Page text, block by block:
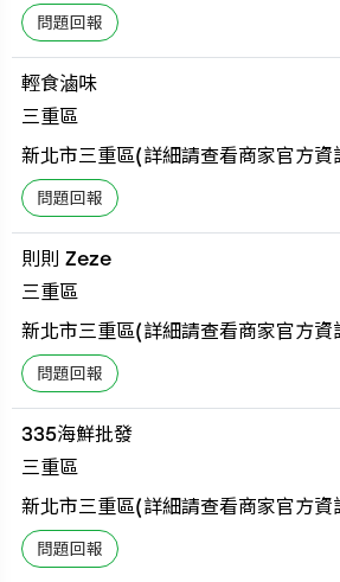
輕食滷味
三重區
新北市三重區(詳細請查看商家官方
則則 Zeze
三重區
新北市三重區(詳細請查看商家官方
335海鮮批發
三重區
新北市三重區(詳細請查看商家官方